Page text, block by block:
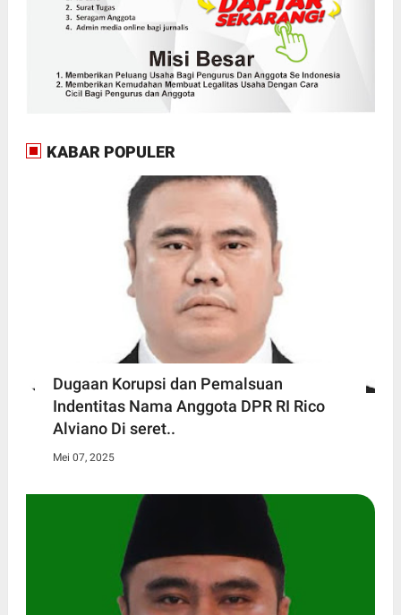
KABAR POPULER
Dugaan Korupsi dan Pemalsuan
Indentitas Nama Anggota DPR RI Rico
Alviano Di seret..
Mei 07, 2025